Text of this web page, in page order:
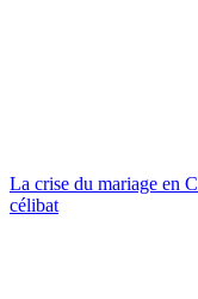
La crise du mariage en
célibat